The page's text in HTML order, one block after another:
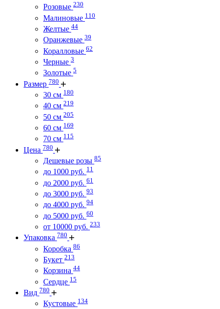
Розовые 230
Малиновые 110
Желтые 44
Оранжевые 39
Коралловые 62
Черные 3
Золотые 5
Размер 780
30 см 180
40 см 219
50 см 205
60 см 169
70 см 115
Цена 780
Дешевые розы 85
до 1000 руб. 11
до 2000 руб. 61
до 3000 руб. 93
до 4000 руб. 94
до 5000 руб. 60
от 10000 руб. 233
Упаковка 780
Коробка 86
Букет 213
Корзина 44
Сердце 15
Вид 780
Кустовые 134